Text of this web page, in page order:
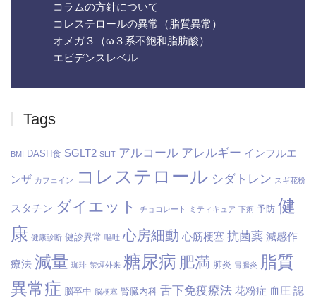
コラムの方針について
コレステロールの異常（脂質異常）
オメガ３（ω３系不飽和脂肪酸）
エビデンスレベル
Tags
BMI DASH食 SGLT2 SLIT アルコール アレルギー インフルエ
ンザ カフェイン コレステロール シダトレン スギ花粉
スタチン ダイエット チョコレート ミティキュア 下痢 予防 健
康 健康診断 健診異常 嘔吐 心房細動 心筋梗塞 抗菌薬 減感作
療法 減量 珈琲 禁煙外来 糖尿病 肥満 肺炎 胃腸炎 脂質
異常症 脳卒中 脳梗塞 腎臓内科 舌下免疫療法 花粉症 血圧 認